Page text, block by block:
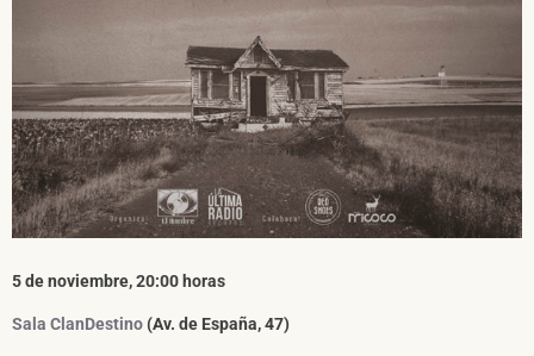
5 de noviembre, 20:00 horas
Sala ClanDestino (Av. de España, 47)
SUSCRÍBETE A NUESTRO BOLETÍN